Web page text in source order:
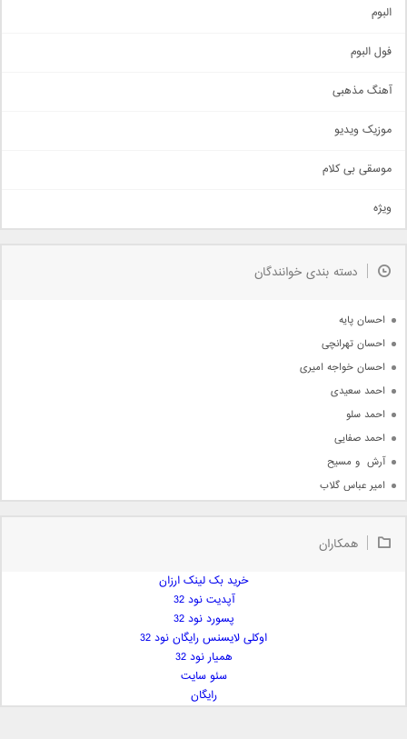
اجتماعی
حماسی
سنتی
اهنگ بندرعباسی
دمو
مذهبی
جدیدترین ها
البوم
فول البوم
آهنگ مذهبی
موزیک ویدیو
موسقی بی کلام
ویژه
دسته بندی خوانندگان
احسان پایه
احسان تهرانچی
احسان خواجه امیری
احمد سعیدی
احمد سلو
احمد صفایی
آرش  و مسیح
امیر عباس گلاب
امیر علی
همکاران
خرید بک لینک ارزان
آپدیت نود 32
پسورد نود 32
اوکلی لایسنس رایگان نود 32
همیار نود 32
سئو سایت
رایگان